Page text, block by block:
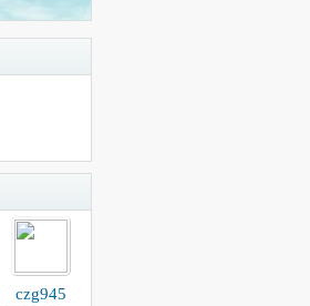
czg945